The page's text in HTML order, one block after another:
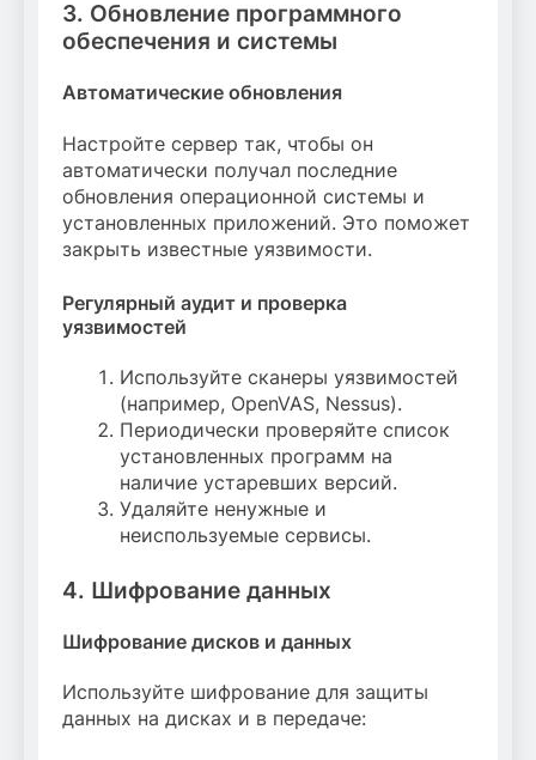
3. Обновление программного
обеспечения и системы
Автоматические обновления
Настройте сервер так, чтобы он
автоматически получал последние
обновления операционной системы и
установленных приложений. Это поможет
закрыть известные уязвимости.
Регулярный аудит и проверка
уязвимостей
Используйте сканеры уязвимостей
(например, OpenVAS, Nessus).
Периодически проверяйте список
установленных программ на
наличие устаревших версий.
Удаляйте ненужные и
неиспользуемые сервисы.
4. Шифрование данных
Шифрование дисков и данных
Используйте шифрование для защиты
данных на дисках и в передаче: